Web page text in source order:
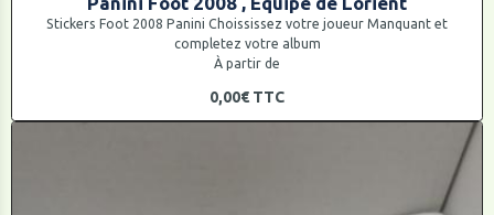
Stickers Foot 2008 Panini Choississez votre joueur Manquant et
completez votre album
À partir de
0,00€ TTC